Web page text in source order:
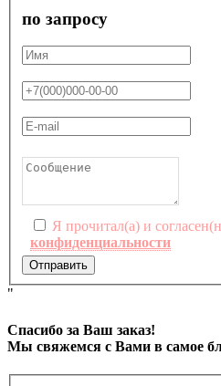
по запросу
Я прочитал(а) и
конфиденциальности
Отправить
"
Спасибо за Ваш заказ!
Мы свяжемся с Вами в самое